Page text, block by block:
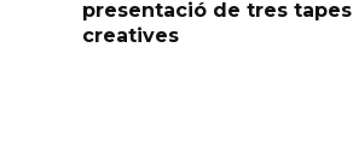
presentació de tres tapes
creatives